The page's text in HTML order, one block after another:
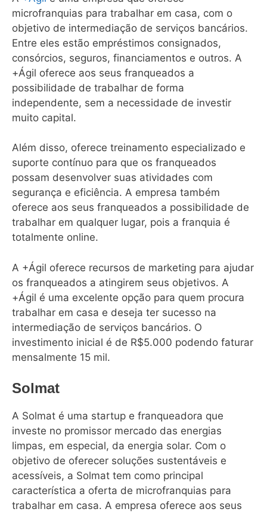
microfranquias para trabalhar em casa, com o
objetivo de intermediação de serviços bancários.
Entre eles estão empréstimos consignados,
consórcios, seguros, financiamentos e outros. A
+Ágil oferece aos seus franqueados a
possibilidade de trabalhar de forma
independente, sem a necessidade de investir
muito capital.
Além disso, oferece treinamento especializado e
suporte contínuo para que os franqueados
possam desenvolver suas atividades com
segurança e eficiência. A empresa também
oferece aos seus franqueados a possibilidade de
trabalhar em qualquer lugar, pois a franquia é
totalmente online.
A +Ágil oferece recursos de marketing para ajudar
os franqueados a atingirem seus objetivos. A
+Ágil é uma excelente opção para quem procura
trabalhar em casa e deseja ter sucesso na
intermediação de serviços bancários. O
investimento inicial é de R$5.000 podendo faturar
mensalmente 15 mil.
Solmat
A Solmat é uma startup e franqueadora que
investe no promissor mercado das energias
limpas, em especial, da energia solar. Com o
objetivo de oferecer soluções sustentáveis e
acessíveis, a Solmat tem como principal
característica a oferta de microfranquias para
trabalhar em casa. A empresa oferece aos seus